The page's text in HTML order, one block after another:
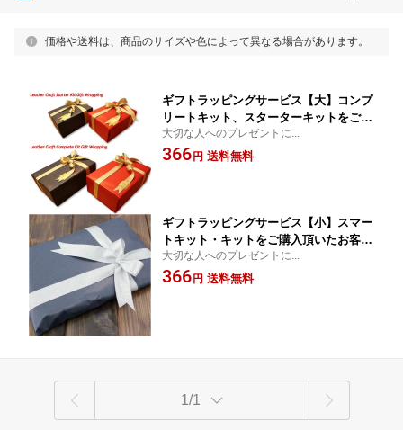
価格や送料は、商品のサイズや色によって異なる場合があります。
ギフトラッピングサービス【大】コンプ
リートキット、スターターキットをご購
入頂いたお客様限定
大切な人へのプレゼントに...
366円 送料無料
ギフトラッピングサービス【小】スマー
トキット・キットをご購入頂いたお客様
限定
大切な人へのプレゼントに...
366円 送料無料
1/1